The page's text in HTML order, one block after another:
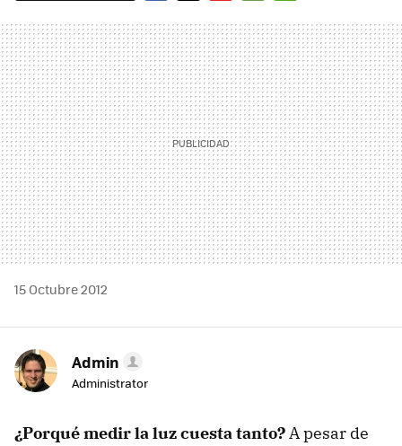
MAIL
15 Octubre 2012
Admin
Administrator
¿Porqué medir la luz cuesta tanto?A pesar de